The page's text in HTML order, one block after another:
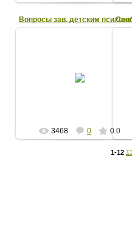
психиатр, председатель
3468 0 0.0
1-12